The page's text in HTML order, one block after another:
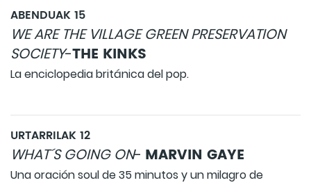
ABENDUAK 15
WE ARE THE VILLAGE GREEN PRESERVATION
SOCIETY-THE KINKS
La enciclopedia británica del pop.
URTARRILAK 12
WHAT´S GOING ON- MARVIN GAYE
Una oración soul de 35 minutos y un milagro de